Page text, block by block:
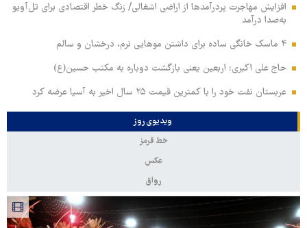
افزایش مهاجرت پردرآمدها از اراضی اشغالی/ زنگ خطر اقتصادی برای تل‌آویو
به‌صدا درآمد
۴ ماسک خانگی ساده برای داشتن موهایی نرم، درخشان و سالم
حاج علی اکبری: اربعین یعنی بازگشت دوباره به مکتب حسین(ع)
عربستان نفت خود را با کمترین قیمت ۲۵ سال اخیر به آسیا عرضه کرد
ویدیوی روز
خط قرمز
عکس
رواق